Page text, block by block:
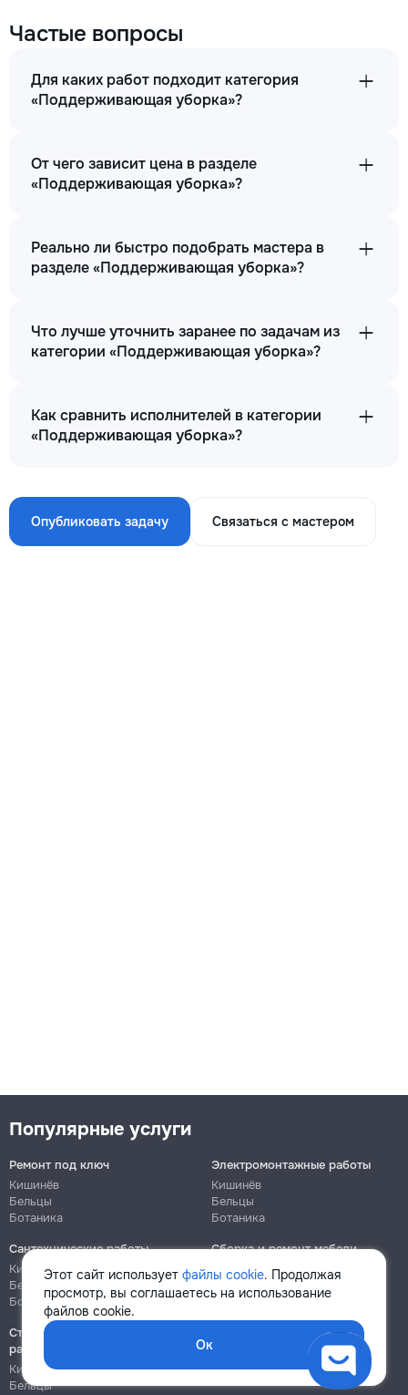
Частые вопросы
Для каких работ подходит категория
«Поддерживающая уборка»?
От чего зависит цена в разделе
«Поддерживающая уборка»?
Реально ли быстро подобрать мастера в
разделе «Поддерживающая уборка»?
Что лучше уточнить заранее по задачам из
категории «Поддерживающая уборка»?
Как сравнить исполнителей в категории
«Поддерживающая уборка»?
Опубликовать задачу Связаться с мастером
Этот сайт использует файлы cookie. Продолжая
просмотр, вы соглашаетесь на использование
файлов cookie.
Ок
Популярные услуги
Ремонт под ключ
Кишинёв
Бельцы
Ботаника
Электромонтажные работы
Кишинёв
Бельцы
Ботаника
Сантехнические работы
Кишинёв
Бельцы
Ботаника
Сборка и ремонт мебели
Кишинёв
Ботаника
Строительно-монтажные
работы
Кишинёв
Бельцы